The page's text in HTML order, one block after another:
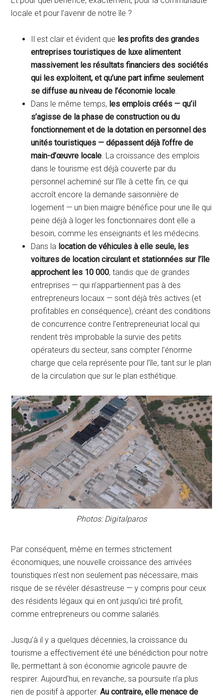
locale et pour l’avenir de notre île ?
Il est clair et évident que les profits des grandes
entreprises touristiques de luxe alimentent
massivement les résultats financiers des sociétés
qui les exploitent, et qu’une part infime seulement
se diffuse au niveau de l’économie locale.
Dans le même temps, les emplois créés — qu’il
s’agisse de la phase de construction ou du
fonctionnement et de la dotation en personnel des
unités touristiques — dépassent déjà l’offre de
main-d’œuvre locale. La croissance des emplois
dans le tourisme est déjà couverte par du
personnel acheminé sur l’île à cette fin, ce qui
accroît encore la demande saisonnière de
logement — un bien maigre bénéfice pour une île qui
peine déjà à loger les fonctionnaires dont elle a
besoin, comme les enseignants et les médecins.
Dans la location de véhicules à elle seule, les
voitures de location circulant et stationnées sur l’île
approchent les 10 000, tandis que de grandes
entreprises — qui n’appartiennent pas à des
entrepreneurs locaux — sont déjà très actives (et
profitables en conséquence), créant des conditions
de concurrence contre l’entrepreneuriat local qui
rendent très improbable la survie des petits
opérateurs du secteur, sans compter l’énorme
charge que cela représente pour l’île, tant sur le plan
de la circulation que sur le plan esthétique.
Photos: Digitalparos
Par conséquent, même en termes strictement
économiques, une nouvelle croissance des arrivées
touristiques n’est non seulement pas nécessaire, mais
risque de se révéler désastreuse — y compris pour ceux
des résidents légaux qui en ont jusqu’ici tiré profit,
comme entrepreneurs ou comme salariés.
Jusqu’à il y a quelques décennies, la croissance du
tourisme a effectivement été une bénédiction pour notre
île, permettant à son économie agricole pauvre de
respirer. Aujourd’hui, en revanche, sa poursuite n’a plus
rien de positif à apporter.Au contraire, elle menace de